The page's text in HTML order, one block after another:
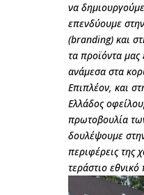
να
επενδύουμε
(branding) και
τα προϊόντα
ανάμεσα στα
Επιπλέον, και
Ελλάδος
πρωτοβουλία
δουλέψουμε
περιφέρεις της
τεράστιο